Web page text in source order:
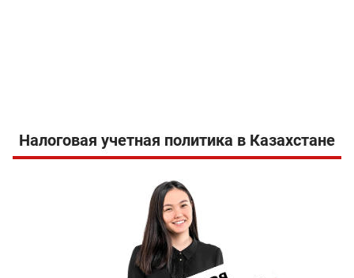
Налоговая учетная политика в Казахстане